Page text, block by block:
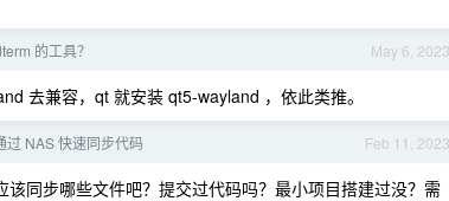
May 6, 2023
的工具？
去兼容，qt 就安装 qt5-wayland ，依此类推。
Feb 11, 2023
过 NAS 快速同步代码
同步哪些文件吧？提交过代码吗？最小项目搭建过没？需